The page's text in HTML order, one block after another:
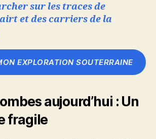
sur les traces de
et des carriers de la
EXPLORATION SOUTERRAINE
aujourd’hui : Un
fragile